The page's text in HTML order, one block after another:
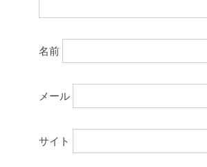
名前
メール
サイト